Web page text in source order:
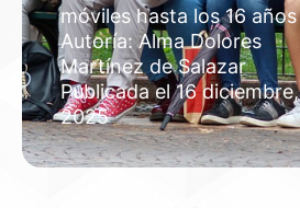
móviles hasta los 16 años
Autoría: Alma Dolores
Martínez de Salazar
Publicada el 16 diciembre,
2025